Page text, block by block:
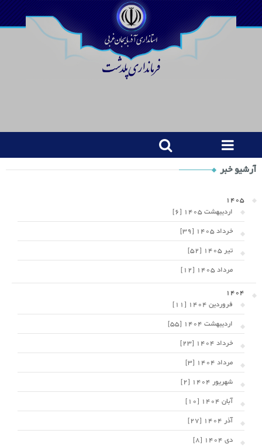
Shop
Category
Widget
آرشیو خبر
1405
اردیبهشت 1405 [6]
خرداد 1405 [39]
تیر 1405 [52]
مرداد 1405 [12]
1404
فروردین 1404 [11]
اردیبهشت 1404 [55]
خرداد 1404 [23]
مرداد 1404 [3]
شهریور 1404 [2]
آبان 1404 [10]
آذر 1404 [27]
دی 1404 [8]